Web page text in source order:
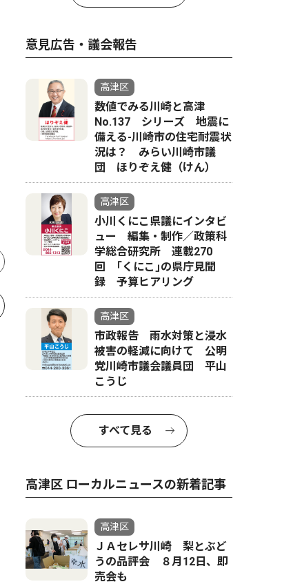
スポーツ トップニュース
高津区 2026.08.07
ブエナビスタ少年野球クラ
ブ 「無理ない活動」で全国
へ 独自のチーム運営、形に
【川崎市
「ニトリ
意見広告・議会報告
高津区
数値でみる川崎と高津
No.137 シリーズ 地震に
備える-川崎市の住宅耐震状
況は？ みらい川崎市議
団 ほりぞえ健（けん）
高津区
小川くにこ県議にインタビ
ュー 編集・制作／政策科
学総合研究所 連載270
回 ｢くにこ｣の県庁見聞
録 予算ヒアリング
高津区
市政報告 雨水対策と浸水
被害の軽減に向けて 公明
党川崎市議会議員団 平山
こうじ
すべて見る
高津区 ローカルニュースの新着記事
高津区
ＪＡセレサ川崎 梨とぶど
うの品評会 ８月12日、即
売会も